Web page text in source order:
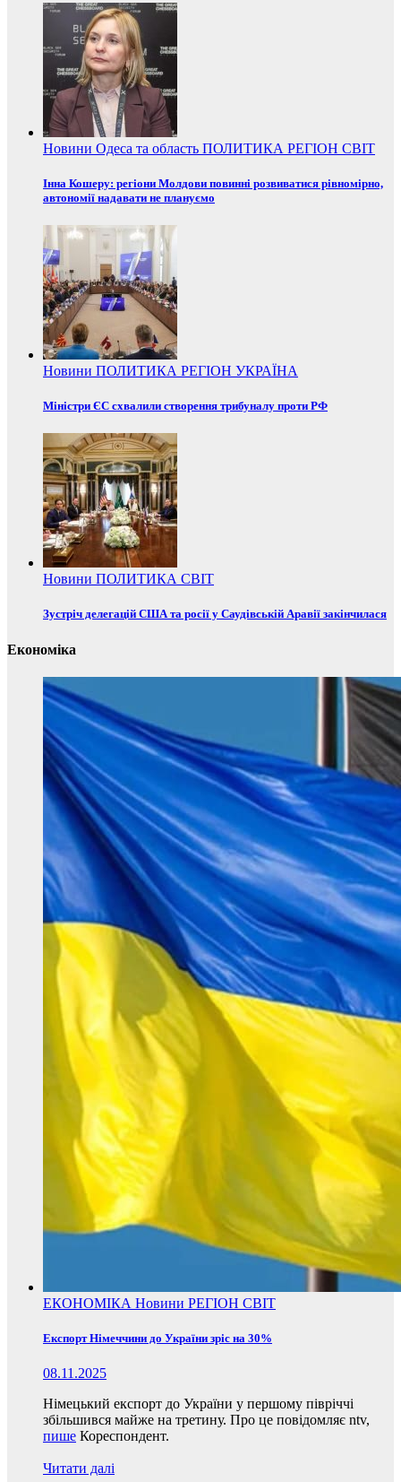
Новини Одеса та область ПОЛИТИКА РЕГІОН СВІТ
Інна Кошеру: регіони Молдови повинні розвиватися рівномірно,
автономії надавати не плануємо
Новини ПОЛИТИКА РЕГІОН УКРАЇНА
Міністри ЄС схвалили створення трибуналу проти РФ
Новини ПОЛИТИКА СВІТ
Зустріч делегацій США та росії у Саудівській Аравії закінчилася
Економіка
ЕКОНОМІКА Новини РЕГІОН СВІТ
Експорт Німеччини до України зріс на 30%
08.11.2025
Німецький експорт до України у першому півріччі
збільшився майже на третину. Про це повідомляє ntv,
пише Кореспондент.
Читати далі